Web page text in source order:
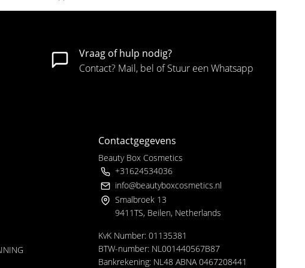
Vraag of hulp nodig?
Contact? Mail, bel of Stuur een Whatsapp
Contactgegevens
Beauty Box Cosmetics
+31624534036
info@beautyboxcosmetics.nl
Smalbroek 13
9411TS, Beilen, Netherlands
KvK Number: 01135381
BTW-number: NL001440567B87
Bankrekening: NL48 ABNA 0467208441